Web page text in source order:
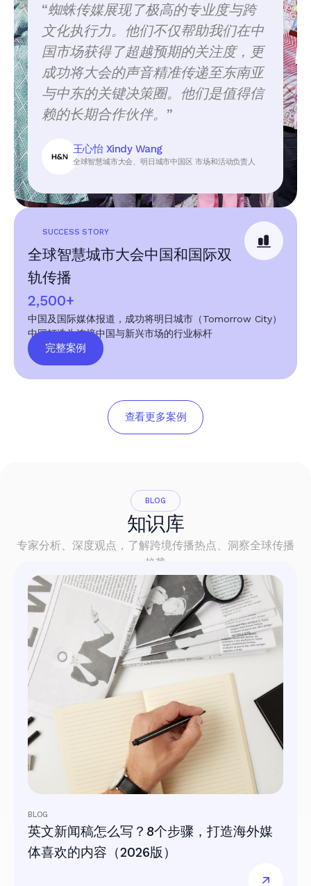
“蜘蛛传媒展现了极高的专业度与跨
文化执行力。他们不仅帮助我们在中
国市场获得了超越预期的关注度，更
成功将大会的声音精准传递至东南亚
与中东的关键决策圈。他们是值得信
赖的长期合作伙伴。 ”
王心怡 Xindy Wang
全球智慧城市大会、明日城市中国区 市场和活动负责人
SUCCESS STORY
全球智慧城市大会中国和国际双
轨传播
2,500+
中国及国际媒体报道，成功将明日城市（Tomorrow City）
中国打造为连接中国与新兴市场的行业标杆
完整案例
查看更多案例
BLOG
知识库
专家分析、深度观点，了解跨境传播热点、洞察全球传播
趋势
BLOG
英文新闻稿怎么写？8个步骤，打造海外媒
体喜欢的内容（2026版）